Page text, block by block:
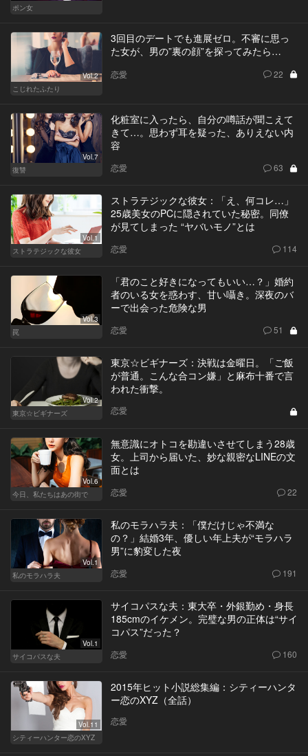
ポン女
Vol.2
こじれたふたり
3回目のデートでも進展ゼロ。不審に思っ
た女が、男の”裏の顔”を探ってみたら…
恋愛 22
Vol.7
復讐
化粧室に入ったら、自分の噂話が聞こえて
きて…。思わず耳を疑った、ありえない内
容
恋愛 63
Vol.1
ストラテジックな彼女
ストラテジックな彼女：「え、何コレ…」
25歳美女のPCに隠されていた秘密。同僚
が見てしまった “ヤバいモノ”とは
恋愛 114
Vol.3
罠
「君のこと好きになってもいい…？」婚約
者のいる女を惑わす、甘い囁き。深夜のバ
ーで出会った危険な男
恋愛 51
Vol.2
東京☆ビギナーズ
東京☆ビギナーズ：決戦は金曜日。「ご飯
が普通。こんな合コン嫌」と麻布十番で言
われた衝撃。
恋愛
Vol.6
今日、私たちはあの街で
無意識にオトコを勘違いさせてしまう28歳
女。上司から届いた、妙な親密なLINEの文
面とは
恋愛 22
Vol.1
私のモラハラ夫
私のモラハラ夫：「僕だけじゃ不満な
の？」結婚3年、優しい年上夫が“モラハラ
男”に豹変した夜
恋愛 191
Vol.1
サイコパスな夫
サイコパスな夫：東大卒・外銀勤め・身長
185cmのイケメン。完璧な男の正体は“サイ
コパス”だった？
恋愛 160
Vol.11
シティーハンター恋のXYZ
2015年ヒット小説総集編：シティーハンタ
ー恋のXYZ（全話）
恋愛